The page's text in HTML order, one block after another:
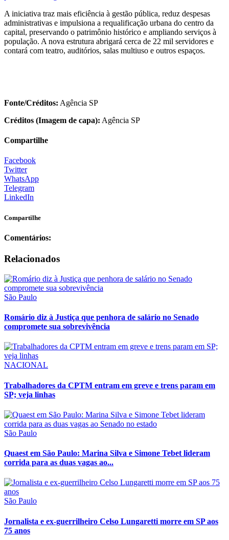
A iniciativa traz mais eficiência à gestão pública, reduz despesas
administrativas e impulsiona a requalificação urbana do centro da
capital, preservando o patrimônio histórico e ampliando serviços à
população. A nova estrutura abrigará cerca de 22 mil servidores e
contará com teatro, auditórios, salas multiuso e outros espaços.
Fonte/Créditos: Agência SP
Créditos (Imagem de capa): Agência SP
Compartilhe
Facebook
Twitter
WhatsApp
Telegram
LinkedIn
Compartilhe
Comentários:
Relacionados
São Paulo
Romário diz à Justiça que penhora de salário no Senado
compromete sua sobrevivência
NACIONAL
Trabalhadores da CPTM entram em greve e trens param em
SP; veja linhas
São Paulo
Quaest em São Paulo: Marina Silva e Simone Tebet lideram
corrida para as duas vagas ao...
São Paulo
Jornalista e ex-guerrilheiro Celso Lungaretti morre em SP aos
75 anos